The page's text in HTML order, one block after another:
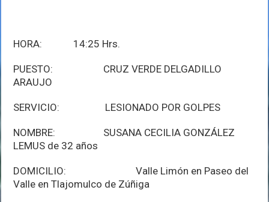
HORA: 14:25 Hrs.
PUESTO: CRUZ VERDE DELGADILLO
ARAUJO
SERVICIO: LESIONADO POR GOLPES
NOMBRE: SUSANA CECILIA GONZÁLEZ
LEMUS de 32 años
DOMICILIO: Valle Limón en Paseo del
Valle en Tlajomulco de Zúñiga